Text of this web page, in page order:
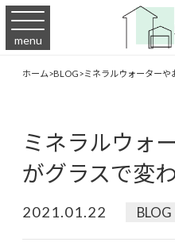
menu
ホーム>BLOG>ミネラルウォーターや
ミネラルウォ
がグラスで変わ
2021.01.22 BLOG